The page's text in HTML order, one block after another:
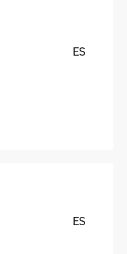
ES
ES